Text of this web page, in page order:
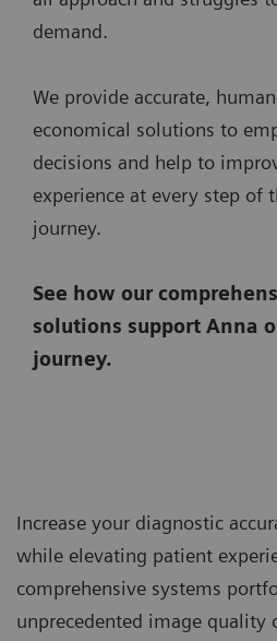
demand.
We provide accurate,
economical solutions to
decisions and help to
experience at every step of
journey.
See how our
solutions support Anna
journey.
Increase your diagnostic
while elevating patient
comprehensive systems
unprecedented image quality